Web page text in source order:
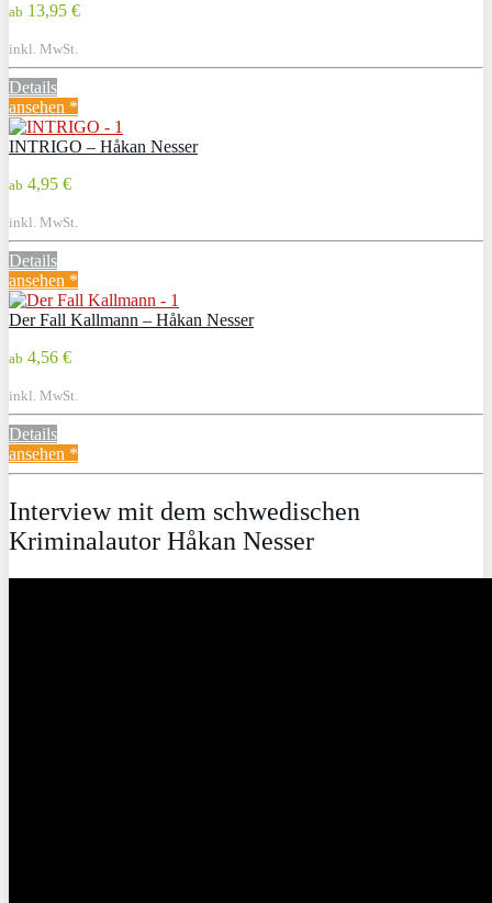
ab 13,95 €
inkl. MwSt.
Details
ansehen *
INTRIGO – Håkan Nesser
ab 4,95 €
inkl. MwSt.
Details
ansehen *
Der Fall Kallmann – Håkan Nesser
ab 4,56 €
inkl. MwSt.
Details
ansehen *
Interview mit dem schwedischen
Kriminalautor Håkan Nesser